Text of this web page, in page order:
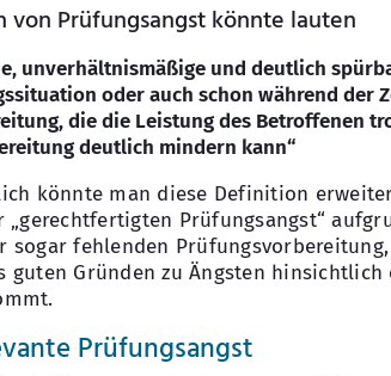
von Prüfungsangst könnte lauten
unverhältnismäßige und deutlich
oder auch schon während der
die die Leistung des Betroffenen
deutlich mindern kann“
könnte man diese Definition
Prüfungsangst“
sogar fehlenden
guten Gründen zu Ängsten hinsichtlich
Prüfungsangst